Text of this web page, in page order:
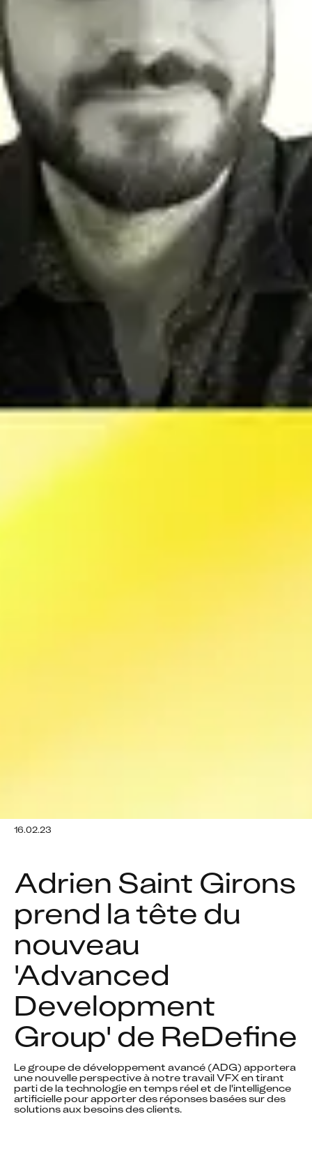
16.02.23
Adrien Saint Girons
prend la tête du
nouveau
'Advanced
Development
Group' de ReDefine
Le groupe de développement avancé (ADG) apportera
une nouvelle perspective à notre travail VFX en tirant
parti de la technologie en temps réel et de l'intelligence
artificielle pour apporter des réponses basées sur des
solutions aux besoins des clients.